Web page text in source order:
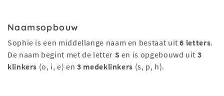
Naamsopbouw
Sophie is een middellange naam en bestaat uit6 letters.
De naam begint met de letter S en is opgebouwd uit 3
klinkers (o, i, e) en3 medeklinkers (s, p, h).